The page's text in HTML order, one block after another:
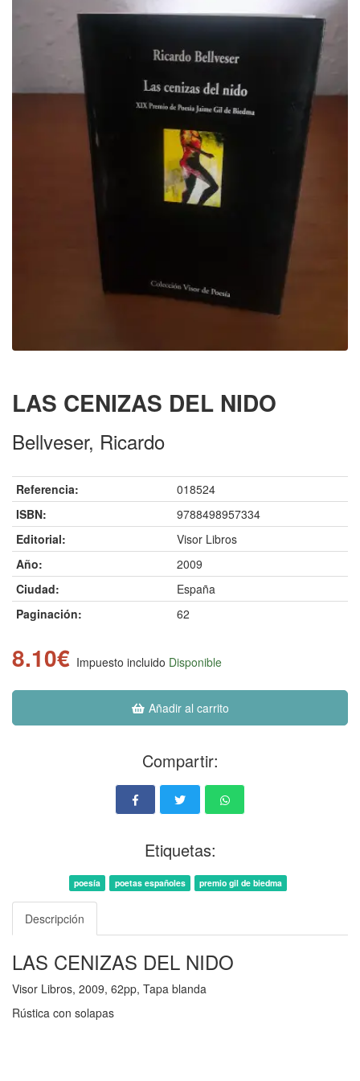
LAS CENIZAS DEL NIDO
Bellveser, Ricardo
Referencia:
018524
ISBN:
9788498957334
Editorial:
Visor Libros
Año:
2009
Ciudad:
España
Paginación:
62
8.10€ Impuesto incluido Disponible
Añadir al carrito
Compartir:
Etiquetas:
poesía poetas españoles premio gil de biedma
Descripción
LAS CENIZAS DEL NIDO
Visor Libros, 2009, 62pp, Tapa blanda
Rústica con solapas